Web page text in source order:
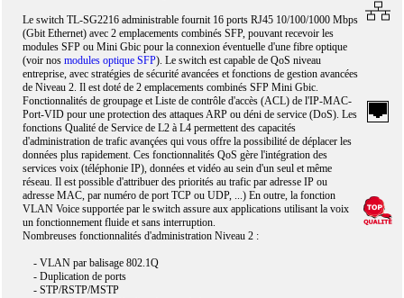
Le switch TL-SG2216 administrable fournit 16 ports RJ45 10/100/1000 Mbps
(Gbit Ethernet) avec 2 emplacements combinés SFP, pouvant recevoir les
modules SFP ou Mini Gbic pour la connexion éventuelle d'une fibre optique
(voir nosmodules optique SFP). Le switch est capable de QoS niveau
entreprise, avec stratégies de sécurité avancées et fonctions de gestion avancées
de Niveau 2. Il est doté de 2 emplacements combinés SFP Mini Gbic.
Fonctionnalités de groupage et Liste de contrôle d'accès (ACL) de l'IP-MAC-
Port-VID pour une protection des attaques ARP ou déni de service (DoS). Les
fonctions Qualité de Service de L2 à L4 permettent des capacités
d'administration de trafic avançées qui vous offre la possibilité de déplacer les
données plus rapidement. Ces fonctionnalités QoS gère l'intégration des
services voix (téléphonie IP), données et vidéo au sein d'un seul et même
réseau. Il est possible d'attribuer des priorités au trafic par adresse IP ou
adresse MAC, par numéro de port TCP ou UDP, ...) En outre, la fonction
VLAN Voice supportée par le switch assure aux applications utilisant la voix
un fonctionnement fluide et sans interruption.
Nombreuses fonctionnalités d'administration Niveau 2 :
- VLAN par balisage 802.1Q
- Duplication de ports
- STP/RSTP/MSTP